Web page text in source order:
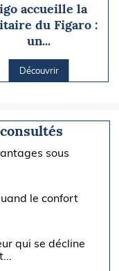
accueille la
du Figaro :
un...
Découvrir
sous
le confort
qui se décline